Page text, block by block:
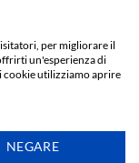
Delivery
per migliorare il
un'esperienza di
cookie utilizziamo aprire
NEGARE